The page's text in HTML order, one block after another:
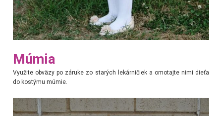
Múmia
Využite obväzy po záruke zo starých lekárničiek a omotajte nimi dieťa
do kostýmu múmie.